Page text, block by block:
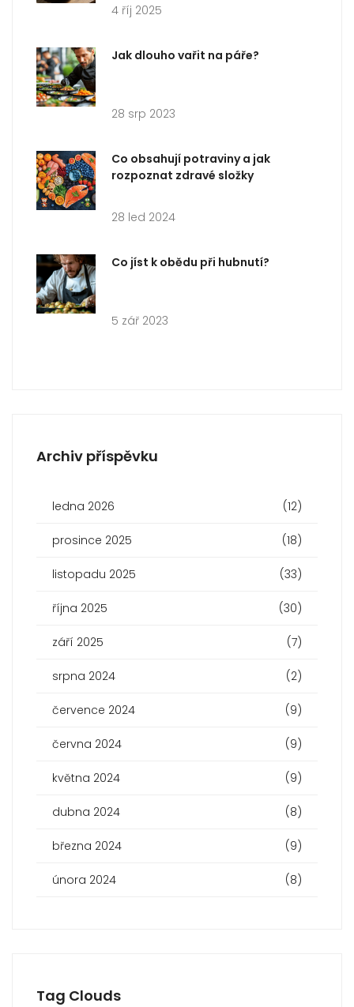
4 říj 2025
Jak dlouho vařit na páře?
28 srp 2023
Co obsahují potraviny a jak
rozpoznat zdravé složky
28 led 2024
Co jíst k obědu při hubnutí?
5 zář 2023
Archiv příspěvku
ledna 2026 (12)
prosince 2025 (18)
listopadu 2025 (33)
října 2025 (30)
září 2025 (7)
srpna 2024 (2)
července 2024 (9)
června 2024 (9)
května 2024 (9)
dubna 2024 (8)
března 2024 (9)
února 2024 (8)
Tag Clouds